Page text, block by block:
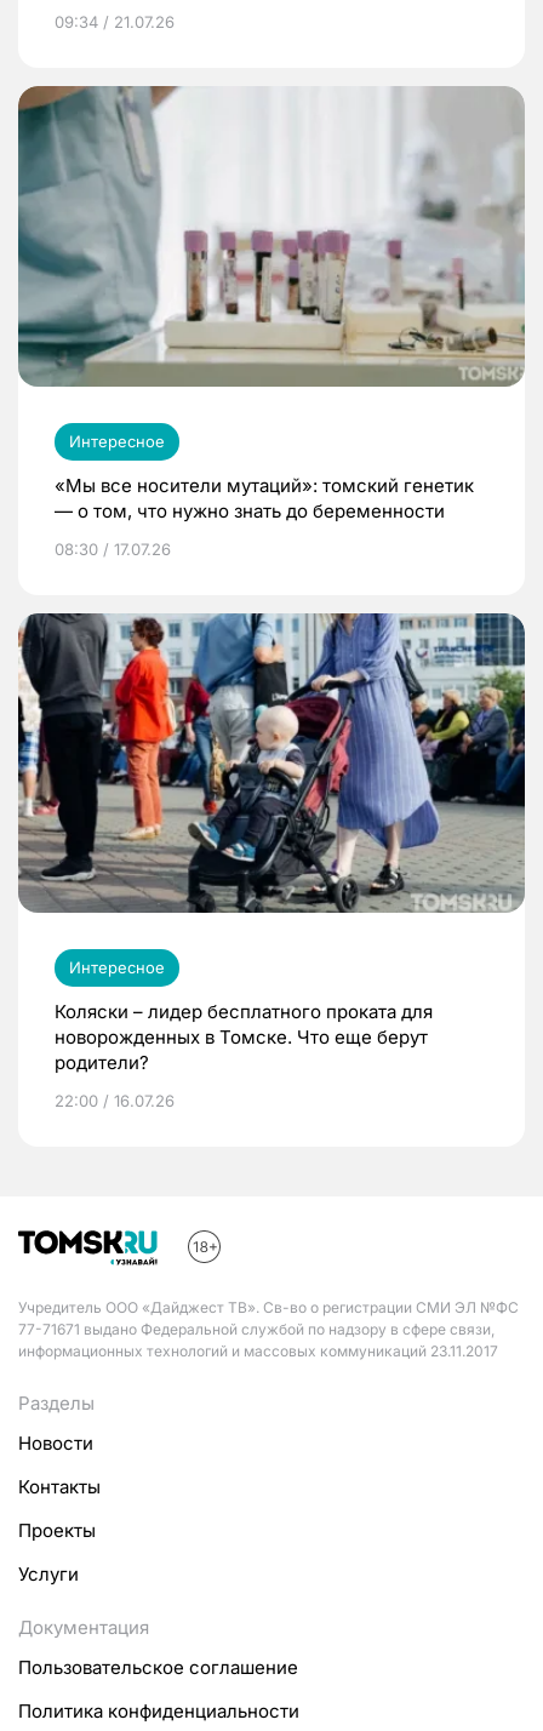
09:34 / 21.07.26
Интересное
«Мы все носители мутаций»: томский генетик
— о том, что нужно знать до беременности
08:30 / 17.07.26
Интересное
Коляски – лидер бесплатного проката для
новорожденных в Томске. Что еще берут
родители?
22:00 / 16.07.26
Учредитель ООО «Дайджест ТВ». Св-во о регистрации СМИ ЭЛ №ФС
77-71671 выдано Федеральной службой по надзору в сфере связи,
информационных технологий и массовых коммуникаций 23.11.2017
Разделы
Новости
Контакты
Проекты
Услуги
Документация
Пользовательское соглашение
Политика конфиденциальности